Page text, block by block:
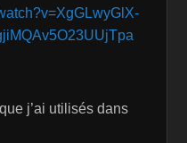
j’ai utilisés dans